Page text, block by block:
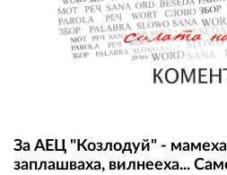
За АЕЦ "Козлодуй" -
заплашваха, вилнееха...